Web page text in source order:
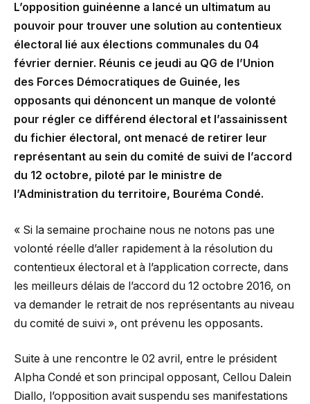
L’opposition guinéenne a lancé un ultimatum au
pouvoir pour trouver une solution au contentieux
électoral lié aux élections communales du 04
février dernier. Réunis ce jeudi au QG de l’Union
des Forces Démocratiques de Guinée, les
opposants qui dénoncent un manque de volonté
pour régler ce différend électoral et l’assainissent
du fichier électoral, ont menacé de retirer leur
représentant au sein du comité de suivi de l’accord
du 12 octobre, piloté par le ministre de
l’Administration du territoire, Bouréma Condé.
« Si la semaine prochaine nous ne notons pas une
volonté réelle d’aller rapidement à la résolution du
contentieux électoral et à l’application correcte, dans
les meilleurs délais de l’accord du 12 octobre 2016, on
va demander le retrait de nos représentants au niveau
du comité de suivi », ont prévenu les opposants.
Suite à une rencontre le 02 avril, entre le président
Alpha Condé et son principal opposant, Cellou Dalein
Diallo, l’opposition avait suspendu ses manifestations